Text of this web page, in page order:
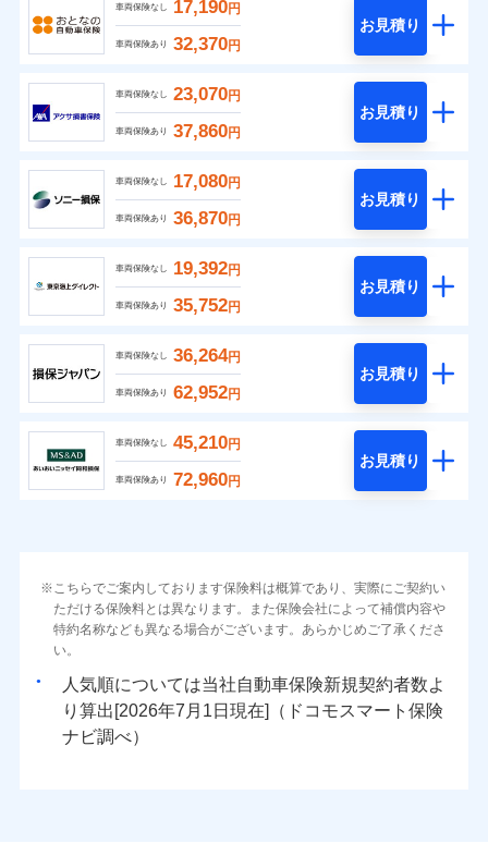
車両保険なし 17,190円
車両保険あり 32,370円
お見積り
車両保険なし 23,070円
車両保険あり 37,860円
お見積り
車両保険なし 17,080円
車両保険あり 36,870円
お見積り
車両保険なし 19,392円
車両保険あり 35,752円
お見積り
車両保険なし 36,264円
車両保険あり 62,952円
お見積り
車両保険なし 45,210円
車両保険あり 72,960円
お見積り
こちらでご案内しております保険料は概算であり、実際にご契約い
ただける保険料とは異なります。また保険会社によって補償内容や
特約名称なども異なる場合がございます。あらかじめご了承くださ
い。
人気順については当社
新規契約者数よ
り算出[
年 月
日現在]（ドコモスマート保険
ナビ調べ）